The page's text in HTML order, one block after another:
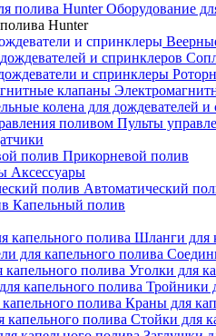
Оборудование
Hunter
Пульты
Прикорневой полив
Аксессуары
Автоматический
Капельный полив
Шланги для
Уголки для
Тройники
Краны для
Стойки для